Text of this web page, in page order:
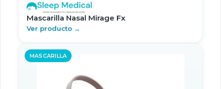
Mascarilla Nasal Mirage Fx
Ver producto →
MASCARILLA